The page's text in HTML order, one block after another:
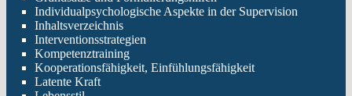
Individualpsychologische Aspekte in der Supervision
Inhaltsverzeichnis
Interventionsstrategien
Kompetenztraining
Kooperationsfähigkeit, Einfühlungsfähigkeit
Latente Kraft